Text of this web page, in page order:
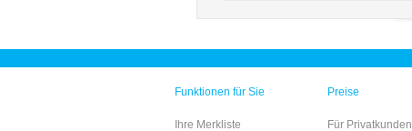
Funktionen für Sie
Ihre Merkliste
Preise
Für Privatkunden